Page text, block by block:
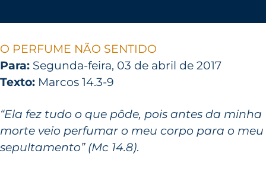
O PERFUME NÃO SENTIDO
Para: Segunda-feira, 03 de abril de 2017
Texto: Marcos 14.3-9
“Ela fez tudo o que pôde, pois antes da minha
morte veio perfumar o meu corpo para o meu
sepultamento” (Mc 14.8).